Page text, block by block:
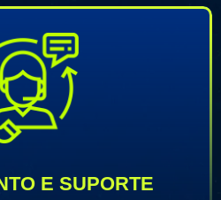
E SUPORTE